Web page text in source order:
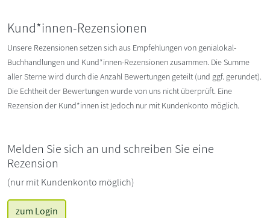
Kund*innen-Rezensionen
Unsere Rezensionen setzen sich aus Empfehlungen von genialokal-
Buchhandlungen und Kund*innen-Rezensionen zusammen. Die Summe
aller Sterne wird durch die Anzahl Bewertungen geteilt (und ggf. gerundet).
Die Echtheit der Bewertungen wurde von uns nicht überprüft. Eine
Rezension der Kund*innen ist jedoch nur mit Kundenkonto möglich.
Melden Sie sich an und schreiben Sie eine
Rezension
(nur mit Kundenkonto möglich)
zum Login